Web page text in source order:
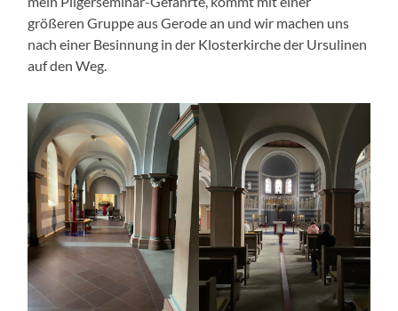
größeren Gruppe aus Gerode an und wir machen uns
nach einer Besinnung in der Klosterkirche der Ursulinen
auf den Weg.